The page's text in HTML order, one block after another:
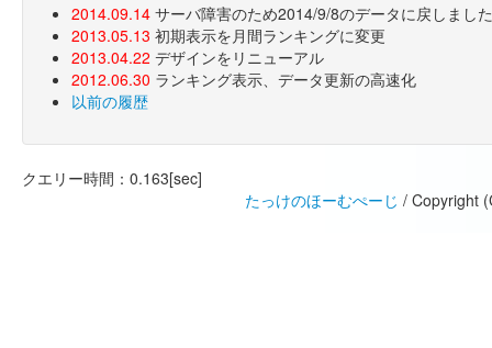
2014.09.14 サーバ障害のため2014/9/8のデータに戻しまし
2013.05.13 初期表示を月間ランキングに変更
2013.04.22 デザインをリニューアル
2012.06.30 ランキング表示、データ更新の高速化
以前の履歴
クエリー時間：0.163[sec]
たっけのほーむぺーじ / Copyright